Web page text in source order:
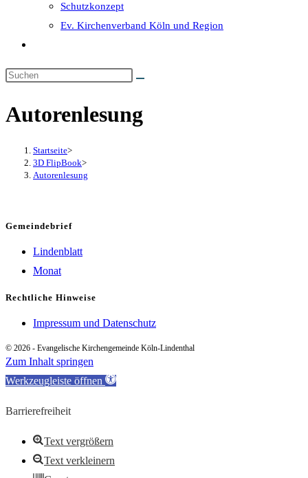
Schutzkonzept
Ev. Kirchenverband Köln und Region
umschalten
Autorenlesung
Startseite>
3D FlipBook>
Autorenlesung
Gemeindebrief
Lindenblatt
Monat
Rechtliche Hinweise
Impressum und Datenschutz
© 2026 - Evangelische Kirchengemeinde Köln-Lindenthal
Zum Inhalt springen
Werkzeugleiste öffnen
Barrierefreiheit
Text vergrößern
Text verkleinern